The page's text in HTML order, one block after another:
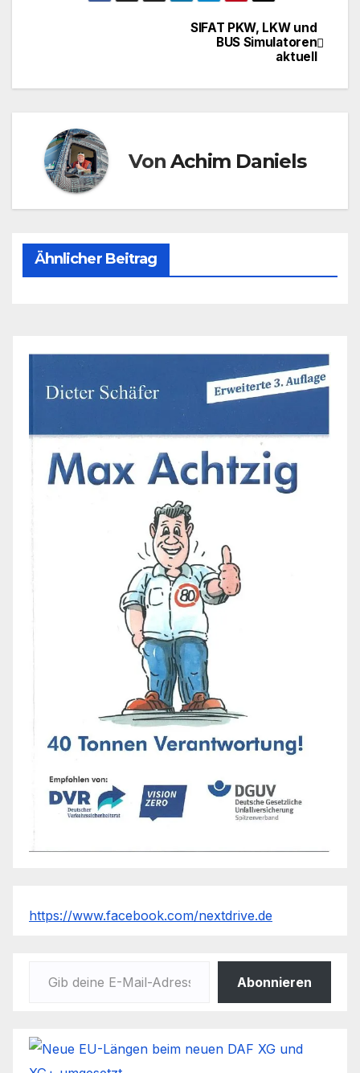
Beitragsnavigation
SIFAT PKW, LKW und
BUS Simulatoren
aktuell
VonAchim Daniels
Ähnlicher Beitrag
https://www.facebook.com/nextdrive.de
Abonnieren